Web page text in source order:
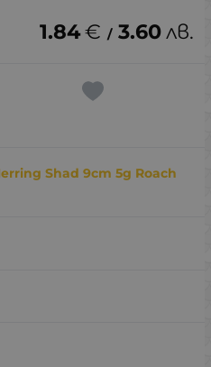
1.84€ / 3.60лв.
Shad 9cm 5g Roach